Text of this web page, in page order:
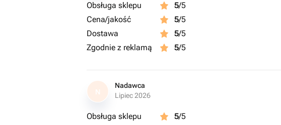
Obsługa sklepu 5/5
Cena/jakość
5/5
Dostawa
5/5
Zgodnie z reklamą
5/5
N
Nadawca
Lipiec 2026
Obsługa sklepu 5/5